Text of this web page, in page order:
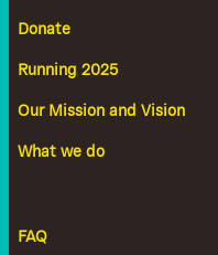
Donate
Running 2025
Our Mission and Vision
What we do
FAQ